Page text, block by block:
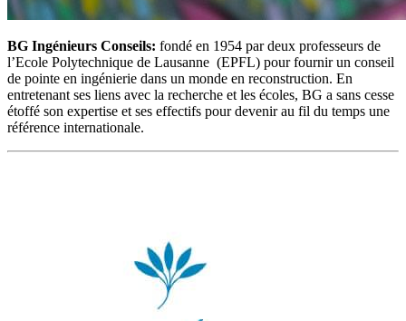
BG Ingénieurs Conseils: fondé en 1954 par deux professeurs de
l’Ecole Polytechnique de Lausanne (EPFL) pour fournir un conseil
de pointe en ingénierie dans un monde en reconstruction. En
entretenant ses liens avec la recherche et les écoles, BG a sans cesse
étoffé son expertise et ses effectifs pour devenir au fil du temps une
référence internationale.